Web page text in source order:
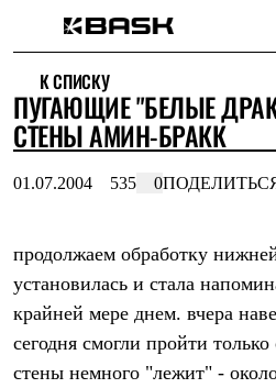
Интернет-магазин
Мужская одежда
Утепленная пухом
Куртки
Жилеты
Куртки
Брюки
Штормовая одежда
Куртки
Софтшелл одежда
Куртки
К СПИСКУ
ПУГАЮЩИЕ "БЕЛЫЕ
СТЕНЫ АМИН-БРАКК
01.07.2004 535 0
продолжаем обработку
установилась и стала
крайней мере днем. вчера
сегодня смогли пройти
стены немного "лежит" -